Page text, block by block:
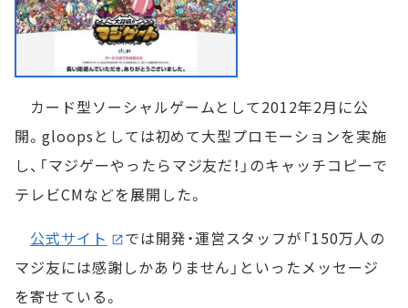
カード型ソーシャルゲームとして2012年2月に公
開。gloopsとしては初めて大型プロモーションを実施
し、「マジゲーやったらマジ友だ！」のキャッチコピーで
テレビCMなどを展開した。
公式サイト
では開発・運営スタッフが「150万人の
マジ友には感謝しかありません」といったメッセージ
を寄せている。